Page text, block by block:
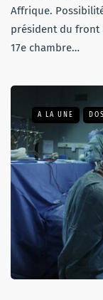
Affrique.
président du front
17e chambre…
A LA UNE